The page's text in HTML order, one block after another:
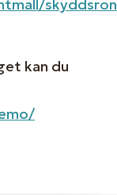
kan du